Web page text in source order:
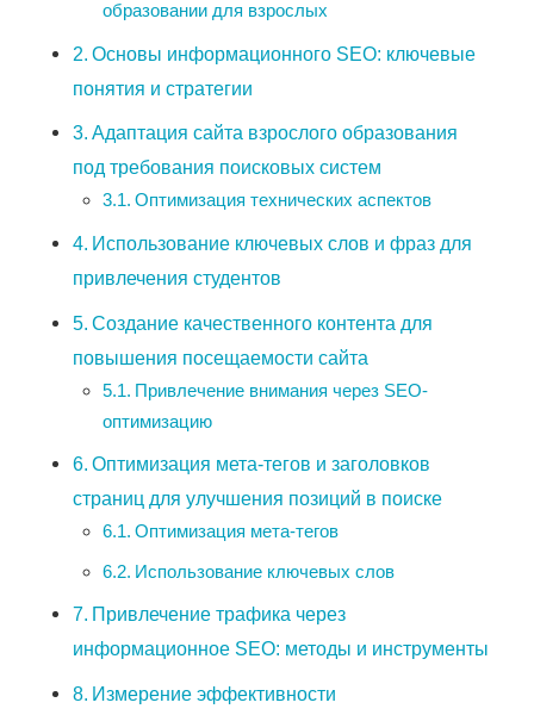
образовании для взрослых
Основы информационного SEO: ключевые
понятия и стратегии
Адаптация сайта взрослого образования
под требования поисковых систем
Оптимизация технических аспектов
Использование ключевых слов и фраз для
привлечения студентов
Создание качественного контента для
повышения посещаемости сайта
Привлечение внимания через SEO-
оптимизацию
Оптимизация мета-тегов и заголовков
страниц для улучшения позиций в поиске
Оптимизация мета-тегов
Использование ключевых слов
Привлечение трафика через
информационное SEO: методы и инструменты
Измерение эффективности